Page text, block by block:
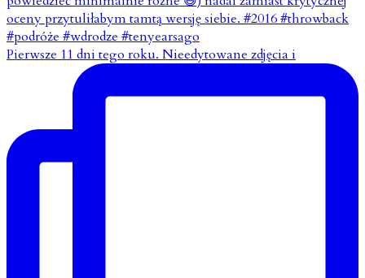
Pierwsze 11 dni tego roku. Nieedytowane zdjęcia i